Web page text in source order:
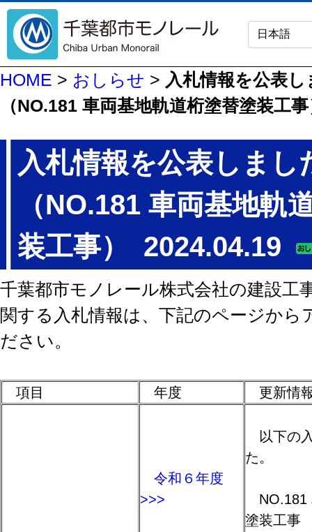
HOME > おしらせ > 入札情報を公表
（NO.181 車両基地軌道桁塗替塗装工
入札情報を公表しまし
（NO.181 車両基地軌
装工事）
2024.04.19
千葉都市モノレール株式会社の建設工
関する入札情報は、下記のページから
ださい。
項目 年度 更新情
令和６年度
>>>
以下の
た。
NO.181
塗装工